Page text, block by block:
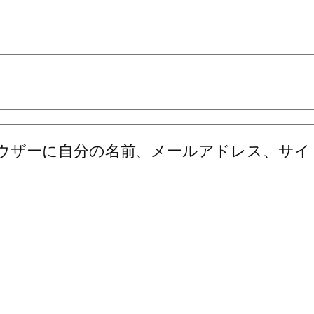
ーに自分の名前、メールアドレス、サイ